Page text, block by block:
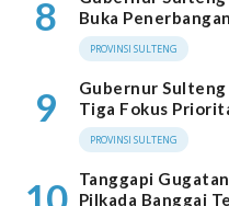
8
Buka
PROVINSI SULTENG
9
Gubernur Sulteng
Tiga Fokus
PROVINSI SULTENG
Tanggapi
Pilkada Banggai